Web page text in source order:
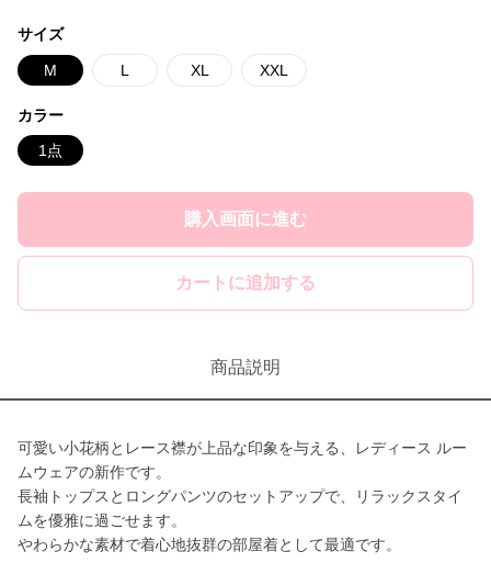
サイズ
M L XL XXL
カラー
1点
購入画面に進む
カートに追加する
商品説明
可愛い小花柄とレース襟が上品な印象を与える、レディース ルー
ムウェアの新作です。
長袖トップスとロングパンツのセットアップで、リラックスタイ
ムを優雅に過ごせます。
やわらかな素材で着心地抜群の部屋着として最適です。